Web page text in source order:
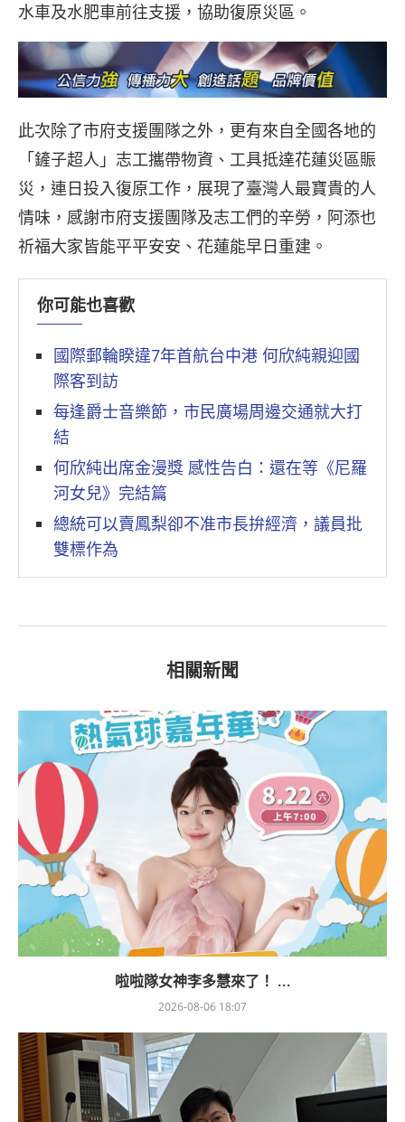
水車及水肥車前往支援，協助復原災區。
此次除了市府支援團隊之外，更有來自全國各地的
「鏟子超人」志工攜帶物資、工具抵達花蓮災區賑
災，連日投入復原工作，展現了臺灣人最寶貴的人
情味，感謝市府支援團隊及志工們的辛勞，阿添也
祈福大家皆能平平安安、花蓮能早日重建。
你可能也喜歡
國際郵輪睽違7年首航台中港 何欣純親迎國
際客到訪
每逢爵士音樂節，市民廣場周邊交通就大打
結
何欣純出席金漫獎 感性告白：還在等《尼羅
河女兒》完結篇
總統可以賣鳳梨卻不准市長拚經濟，議員批
雙標作為
相關新聞
啦啦隊女神李多慧來了！ ...
2026-08-06 18:07